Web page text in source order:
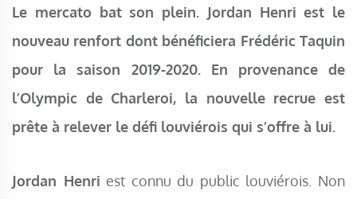
Le mercato bat son plein. Jordan Henri est le
nouveau renfort dont bénéficiera Frédéric Taquin
pour la saison 2019-2020. En provenance de
l’Olympic de Charleroi, la nouvelle recrue est
prête à relever le défi louviérois qui s’offre à lui.
Jordan Henri est connu du public louviérois. Non